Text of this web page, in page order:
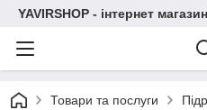
YAVIRSHOP - інтернет
Товари та послуги